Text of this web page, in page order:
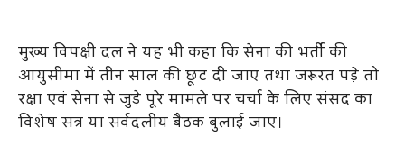
मुख्य विपक्षी दल ने यह भी कहा कि सेना की भर्ती की
आयुसीमा में तीन साल की छूट दी जाए तथा जरूरत पड़े तो
रक्षा एवं सेना से जुड़े पूरे मामले पर चर्चा के लिए संसद का
विशेष सत्र या सर्वदलीय बैठक बुलाई जाए।